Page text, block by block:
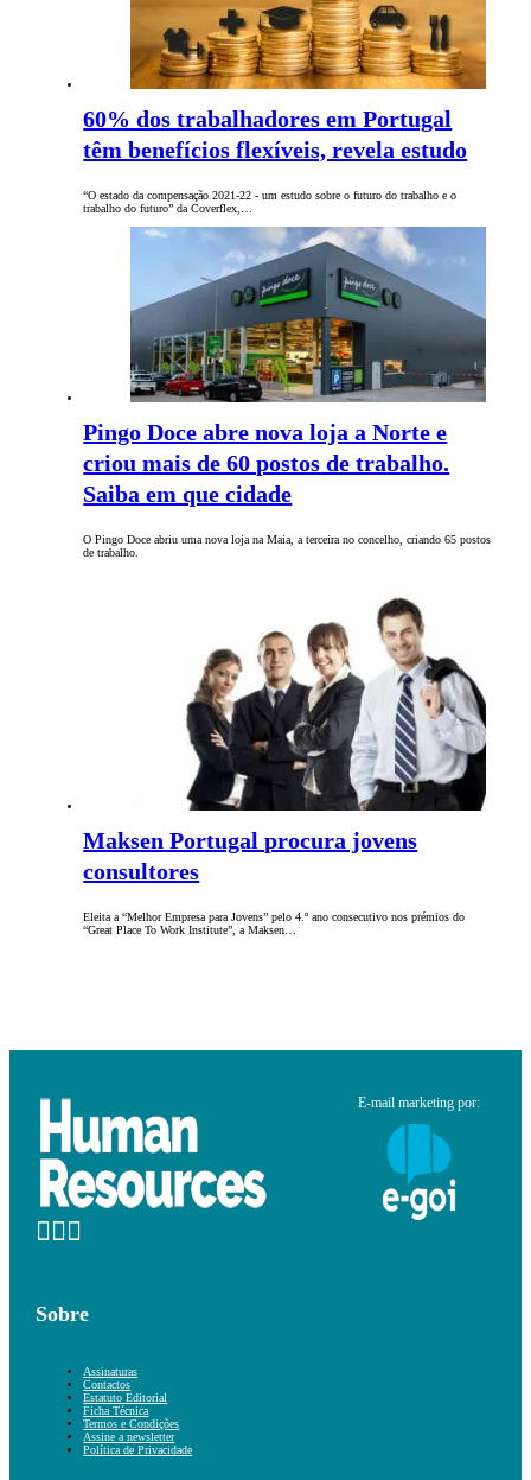
60% dos trabalhadores em Portugal
têm benefícios flexíveis, revela estudo
“O estado da compensação 2021-22 - um estudo sobre o futuro do trabalho e o
trabalho do futuro” da Coverflex,…
Pingo Doce abre nova loja a Norte e
criou mais de 60 postos de trabalho.
Saiba em que cidade
O Pingo Doce abriu uma nova loja na Maia, a terceira no concelho, criando 65 postos
de trabalho.
Maksen Portugal procura jovens
consultores
Eleita a “Melhor Empresa para Jovens” pelo 4.º ano consecutivo nos prémios do
“Great Place To Work Institute”, a Maksen…
E-mail marketing por:
Sobre
Assinaturas
Contactos
Estatuto Editorial
Ficha Técnica
Termos e Condições
Assine a newsletter
Política de Privacidade